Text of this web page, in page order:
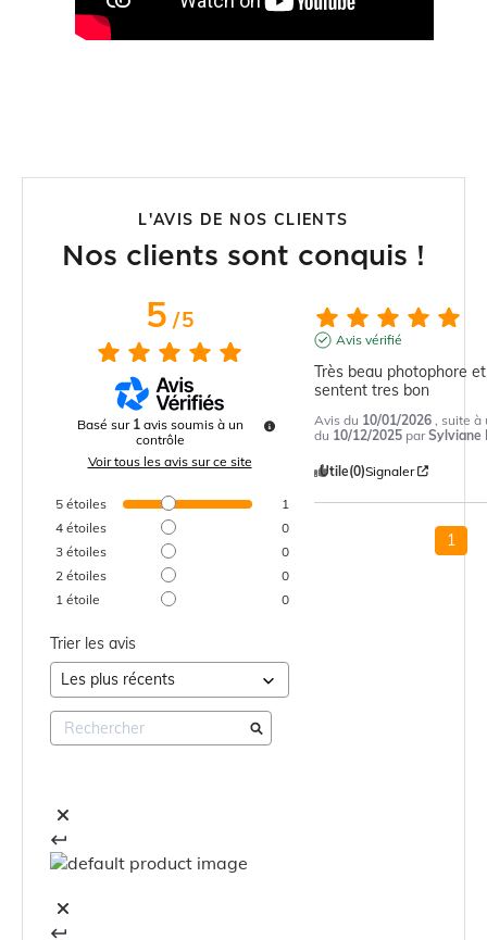
L'AVIS DE NOS CLIENTS
Nos clients sont conquis !
5/5
Basé sur 1 avis soumis à un
contrôle
Voir tous les avis sur ce site
5 étoiles
1
4 étoiles
0
3 étoiles
0
2 étoiles
0
1 étoile 0
Trier les avis
Avis vérifié
Très beau photophore
sentent tres bon
Avis du 10/01/2026 , suite à
du 10/12/2025 parSylviane
Utile(0)Signaler
1